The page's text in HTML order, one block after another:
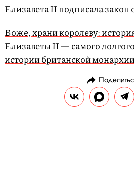
Елизавета II подписала закон
Боже, храни королеву:
Елизаветы II — самого
истории британской монархии